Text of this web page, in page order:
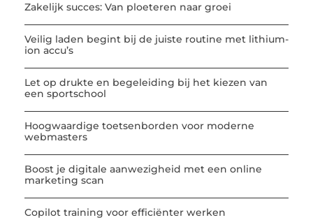
Zakelijk succes: Van ploeteren naar groei
Veilig laden begint bij de juiste routine met lithium-
ion accu’s
Let op drukte en begeleiding bij het kiezen van
een sportschool
Hoogwaardige toetsenborden voor moderne
webmasters
Boost je digitale aanwezigheid met een online
marketing scan
Copilot training voor efficiënter werken